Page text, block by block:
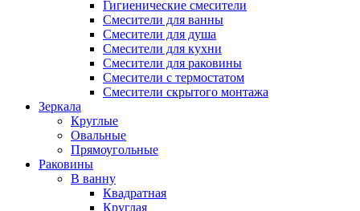
Гигиенические смесители
Смесители для ванны
Смесители для душа
Смесители для кухни
Смесители для раковины
Смесители с термостатом
Смесители скрытого монтажа
Зеркала
Круглые
Овальные
Прямоугольные
Раковины
В ванну
Квадратная
Круглая